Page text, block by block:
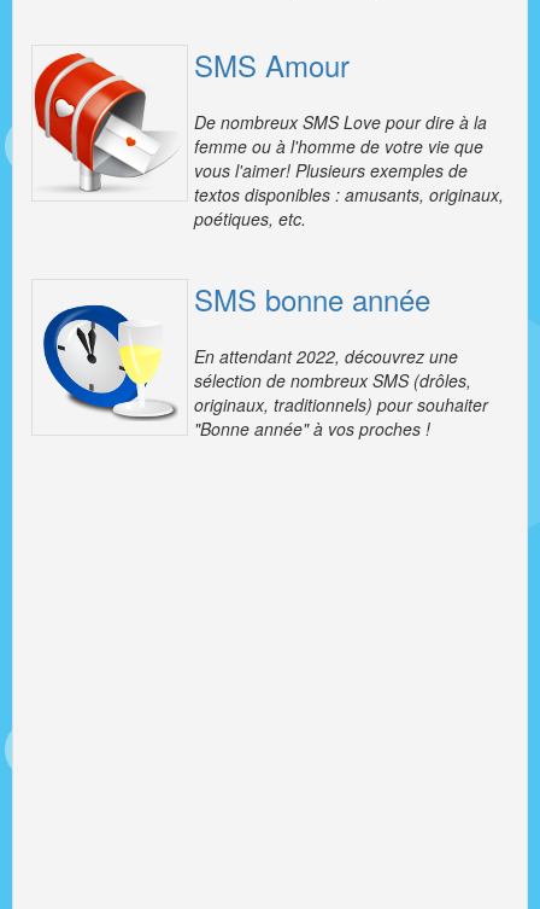
SMS Amour
De nombreux SMS Love pour dire à la
femme ou à l'homme de votre vie que
vous l'aimer! Plusieurs exemples de
textos disponibles : amusants, originaux,
poétiques, etc.
SMS bonne année
En attendant 2022, découvrez une
sélection de nombreux SMS (drôles,
originaux, traditionnels) pour souhaiter
"Bonne année" à vos proches !